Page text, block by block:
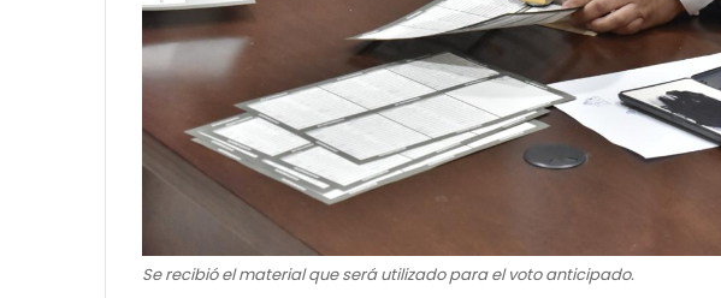
Se recibió el material que será utilizado para el voto anticipado.